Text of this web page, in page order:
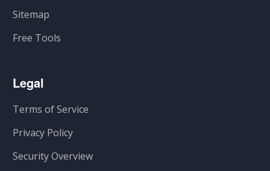
Sitemap
Free Tools
Legal
Terms of Service
Privacy Policy
Security Overview